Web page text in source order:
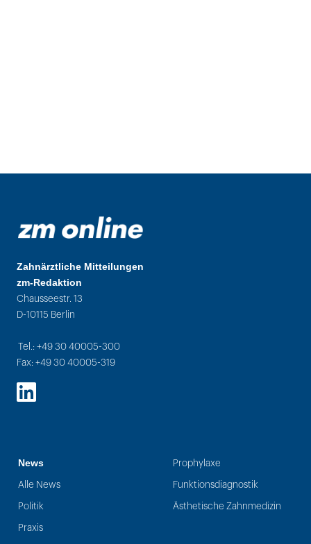
Zahnärztliche Mitteilungen
zm-Redaktion
Chausseestr. 13
D-10115 Berlin
Tel.: +49 30 40005-300
Fax: +49 30 40005-319
LinkedIn
News
Alle News
Politik
Praxis
Prophylaxe
Funktionsdiagnostik
Ästhetische Zahnmedizin